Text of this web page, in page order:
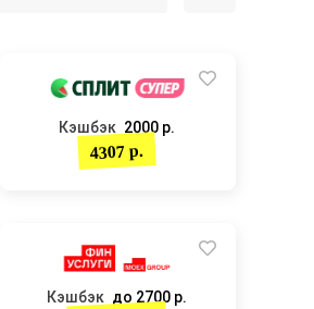
Кэшбэк 2000 р.
4307 р.
Кэшбэк до 2700 р.